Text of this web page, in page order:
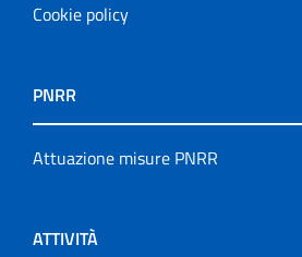
Cookie policy
PNRR
Attuazione misure PNRR
ATTIVITÀ